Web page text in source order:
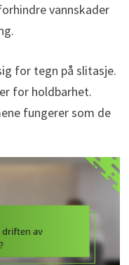
vannskader
for tegn på slitasje.
for holdbarhet.
fungerer som de